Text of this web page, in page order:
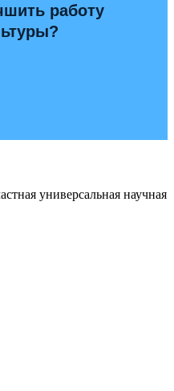
работу
универсальная научная